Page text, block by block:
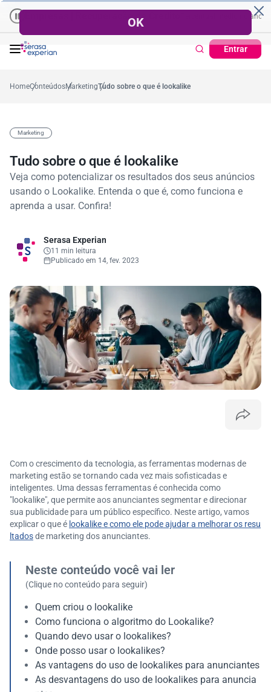
| Recuperação de Crédito 38,7%
Entrar
57,2%Percentual no mês Cartão de Crédito | Cadastro
HomeConteúdosMarketingTudo sobre o que é lookalike
Marketing
Tudo sobre o que é lookalike
Veja como potencializar os resultados dos seus anúncios
usando o Lookalike. Entenda o que é, como funciona e
aprenda a usar. Confira!
Serasa Experian
11 min leitura
Publicado em 14, fev. 2023
Com o crescimento da tecnologia, as ferramentas modernas de
marketing estão se tornando cada vez mais sofisticadas e
inteligentes. Uma dessas ferramentas é conhecida como
"lookalike", que permite aos anunciantes segmentar e direcionar
sua publicidade para um público específico. Neste artigo, vamos
explicar o que é lookalike e como ele pode ajudar a melhorar os resu
ltadosde marketing dos anunciantes.
Neste conteúdo você vai ler
(Clique no conteúdo para seguir)
Quem criou o lookalike
Como funciona o algoritmo do Lookalike?
Quando devo usar o lookalikes?
Onde posso usar o lookalikes?
As vantagens do uso de lookalikes para anunciantes
As desvantagens do uso de lookalikes para anuncia